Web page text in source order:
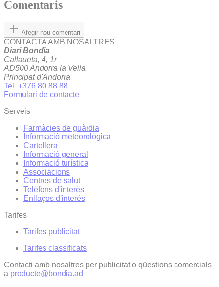
Comentaris
Afegir nou comentari
CONTACTA AMB NOSALTRES
Diari Bondia
Callaueta, 4, 1r
AD500 Andorra la Vella
Principat d'Andorra
Tel. +376 80 88 88
Formulari de contacte
Serveis
Farmàcies de guàrdia
Informació meteorològica
Cartellera
Informació general
Informació turística
Associacions
Centres de salut
Telèfons d'interès
Enllaços d'interés
Tarifes
Tarifes publicitat
Tarifes classificats
Contacti amb nosaltres per publicitat o qüestions comercials
a producte@bondia.ad